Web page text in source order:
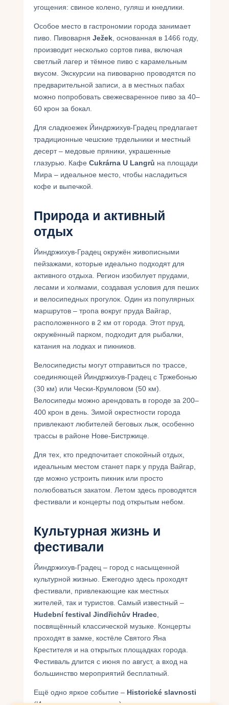
угощения: свиное колено, гуляш и кнедлики.
Особое место в гастрономии города занимает
пиво. ПивоварняJežek , основанная в 1466 году,
производит несколько сортов пива, включая
светлый лагер и тёмное пиво с карамельным
вкусом. Экскурсии на пивоварню проводятся по
предварительной записи, а в местных пабах
можно попробовать свежесваренное пиво за 40–
60 крон за бокал.
Для сладкоежек Йиндржихув-Градец предлагает
традиционные чешские трдельники и местный
десерт – медовые пряники, украшенные
глазурью. КафеCukrárna U Langrů на площади
Мира – идеальное место, чтобы насладиться
кофе и выпечкой.
Природа и активный
отдых
Йиндржихув-Градец окружён живописными
пейзажами, которые идеально подходят для
активного отдыха. Регион изобилует прудами,
лесами и холмами, создавая условия для пеших
и велосипедных прогулок. Один из популярных
маршрутов – тропа вокруг пруда Вайгар,
расположенного в 2 км от города. Этот пруд,
окружённый парком, подходит для рыбалки,
катания на лодках и пикников.
Велосипедисты могут отправиться по трассе,
соединяющей Йиндржихув-Градец с Тржебонью
(30 км) или Чески-Крумловом (50 км).
Велосипеды можно арендовать в городе за 200–
400 крон в день. Зимой окрестности города
привлекают любителей беговых лыж, особенно
трассы в районе Нове-Бистржице.
Для тех, кто предпочитает спокойный отдых,
идеальным местом станет парк у пруда Вайгар,
где можно устроить пикник или просто
полюбоваться закатом. Летом здесь проводятся
фестивали и концерты под открытым небом.
Культурная жизнь и
фестивали
Йиндржихув-Градец – город с насыщенной
культурной жизнью. Ежегодно здесь проходят
фестивали, привлекающие как местных
жителей, так и туристов. Самый известный –
Hudební festival Jindřichův Hradec
посвящённый классической музыке. Концерты
проходят в замке, костёле Святого Яна
Крестителя и на открытых площадках города.
Фестиваль длится с июня по август, а вход на
большинство мероприятий бесплатный.
Ещё одно яркое событие – Historické slavnosti